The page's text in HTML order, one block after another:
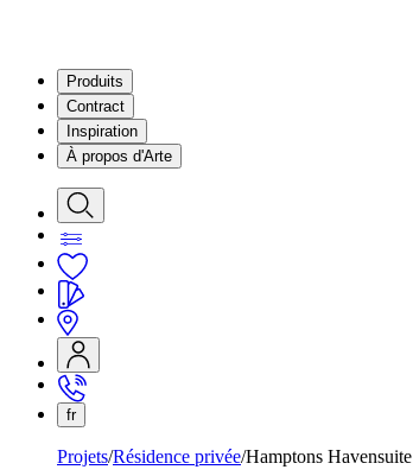
Produits
Contract
Inspiration
À propos d'Arte
fr
Projets Résidence privée Hamptons Havensuite